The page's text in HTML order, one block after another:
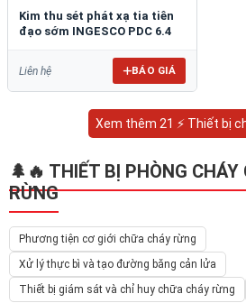
Kim thu sét phát xạ tia tiên
đạo sớm INGESCO PDC 6.4
Liên hệ BÁO GIÁ
Xem thêm 21 ⚡ Thiết bị
🌲🔥 THIẾT BỊ PHÒNG CHÁY
RỪNG
Phương tiện cơ giới chữa cháy rừng
Xử lý thực bì và tạo đường băng cản lửa
Thiết bị giám sát và chỉ huy chữa cháy rừng